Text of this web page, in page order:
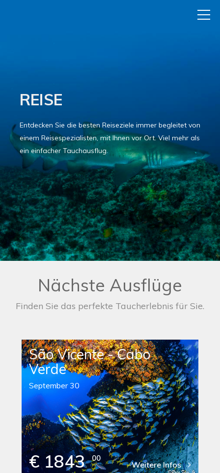
REISE
Entdecken Sie die besten Reiseziele immer begleitet von
einem Reisespezialisten, mit Ihnen vor Ort. Viel mehr als
ein einfacher Tauchausflug.
Nächste Ausflüge
Finden Sie das perfekte Taucherlebnis für Sie.
São Vicente - Cabo
Verde
September 30
€ 1843 00
Weitere Infos